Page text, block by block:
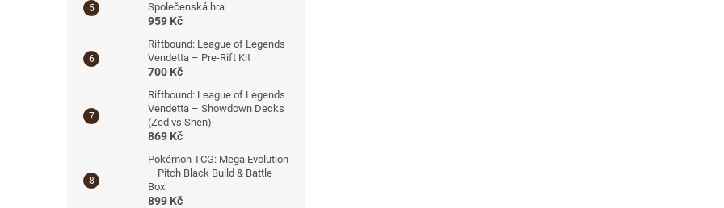
Společenská hra
959 Kč
Riftbound: League of Legends
Vendetta – Pre-Rift Kit
700 Kč
Riftbound: League of Legends
Vendetta – Showdown Decks
(Zed vs Shen)
869 Kč
Pokémon TCG: Mega Evolution
– Pitch Black Build & Battle
Box
899 Kč